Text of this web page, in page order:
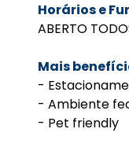
Horários e
ABERTO
Mais
-
- Ambiente
- Pet friendly